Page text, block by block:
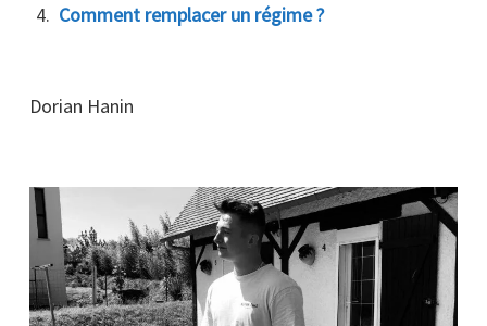
Comment remplacer un régime ?
Dorian Hanin